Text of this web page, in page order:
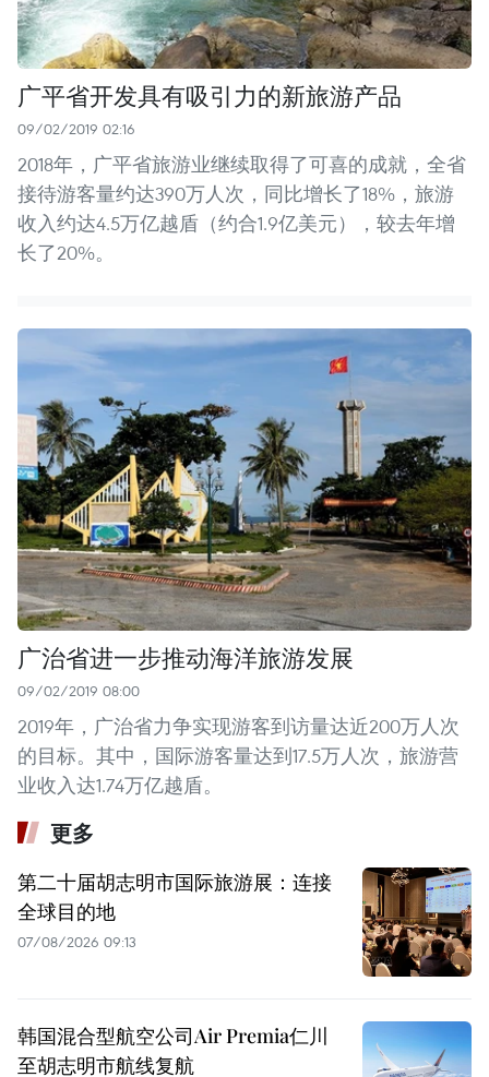
广平省开发具有吸引力的新旅游产品
09/02/2019 02:16
2018年，广平省旅游业继续取得了可喜的成就，全省
接待游客量约达390万人次，同比增长了18%，旅游
收入约达4.5万亿越盾（约合1.9亿美元），较去年增
长了20%。
广治省进一步推动海洋旅游发展
09/02/2019 08:00
2019年，广治省力争实现游客到访量达近200万人次
的目标。其中，国际游客量达到17.5万人次，旅游营
业收入达1.74万亿越盾。
更多
第二十届胡志明市国际旅游展：连接
全球目的地
07/08/2026 09:13
韩国混合型航空公司Air Premia仁川
至胡志明市航线复航